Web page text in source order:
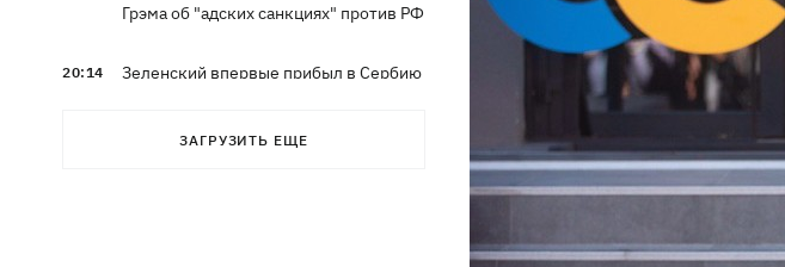
Грэма об "адских санкциях" против РФ
20:14
Зеленский впервые прибыл в Сербию
ЗАГРУЗИТЬ ЕЩЕ